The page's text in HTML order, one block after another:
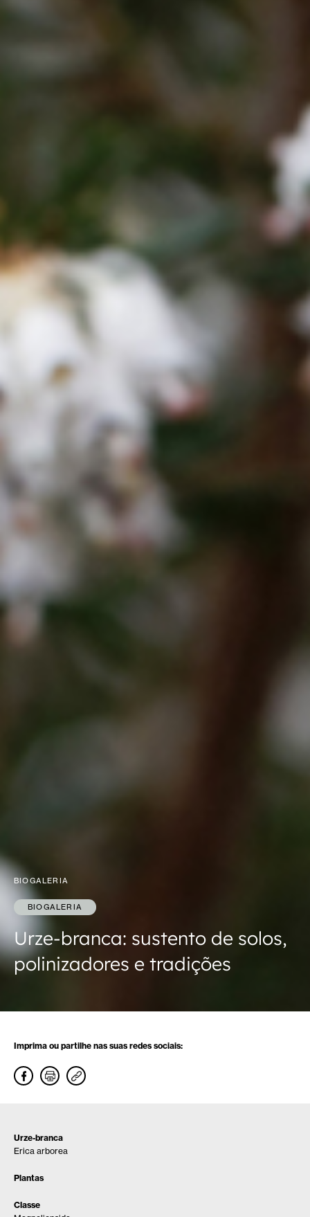
BIOGALERIA
BIOGALERIA
Urze-branca: sustento de solos,
polinizadores e tradições
Imprima ou partilhe nas suas redes sociais:
Urze-branca
Erica arborea
Plantas
Classe